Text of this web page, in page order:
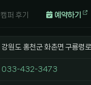
캠퍼 후기 예약하기
강원도 홍천군 화촌면 구룡령
033-432-3473